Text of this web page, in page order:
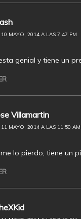
10 MAYO, 2014 A LAS 7:47 PM
genial y tiene un
Villamartin
11 MAYO, 2014 A LAS 11:50 AM
lo pierdo, tiene un